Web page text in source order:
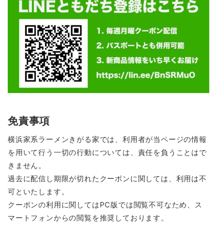
免責事項
横浜家系ラーメンきがる家では、利用者が当ページの情報
を用いて行う一切の行動については、責任を負うことはで
きません。
過去に配信し期限が切れたクーポンに関しては、利用は不
可といたします。
クーポンの利用に関してはPC版では閲覧不可なため、ス
マートフォンからの閲覧を推奨しております。